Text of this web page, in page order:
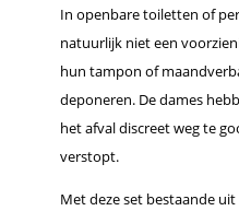
In openbare toiletten of
natuurlijk niet een
hun tampon of
deponeren. De dames
het afval discreet weg te
verstopt.
Met deze set bestaande uit